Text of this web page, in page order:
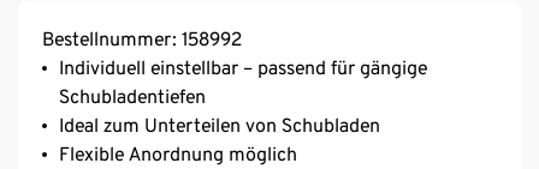
Bestellnummer: 158992
Individuell einstellbar – passend für gängige
Schubladentiefen
Ideal zum Unterteilen von Schubladen
Flexible Anordnung möglich